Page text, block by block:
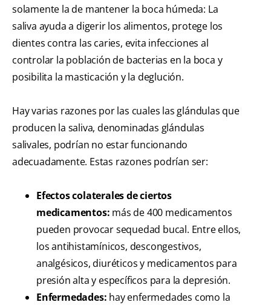
solamente la de mantener la boca húmeda: La
saliva ayuda a digerir los alimentos, protege los
dientes contra las caries, evita infecciones al
controlar la población de bacterias en la boca y
posibilita la masticación y la deglución.
Hay varias razones por las cuales las glándulas que
producen la saliva, denominadas glándulas
salivales, podrían no estar funcionando
adecuadamente. Estas razones podrían ser:
Efectos colaterales de ciertos
medicamentos: más de 400 medicamentos
pueden provocar sequedad bucal. Entre ellos,
los antihistamínicos, descongestivos,
analgésicos, diuréticos y medicamentos para
presión alta y específicos para la depresión.
Enfermedades: hay enfermedades como la